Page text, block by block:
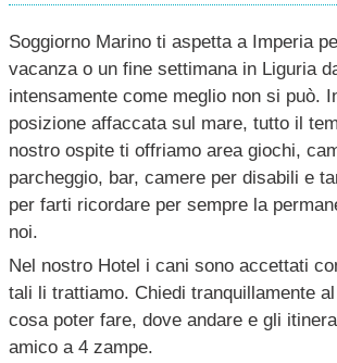
Soggiorno Marino ti aspetta a Imperia
vacanza o un fine settimana in Liguria
intensamente come meglio non si può.
posizione affaccata sul mare, tutto il
nostro ospite ti offriamo area giochi,
parcheggio, bar, camere per disabili e
per farti ricordare per sempre la
noi.
Nel nostro Hotel i cani sono accettati
tali li trattiamo. Chiedi tranquillamente
cosa poter fare, dove andare e gli
amico a 4 zampe.